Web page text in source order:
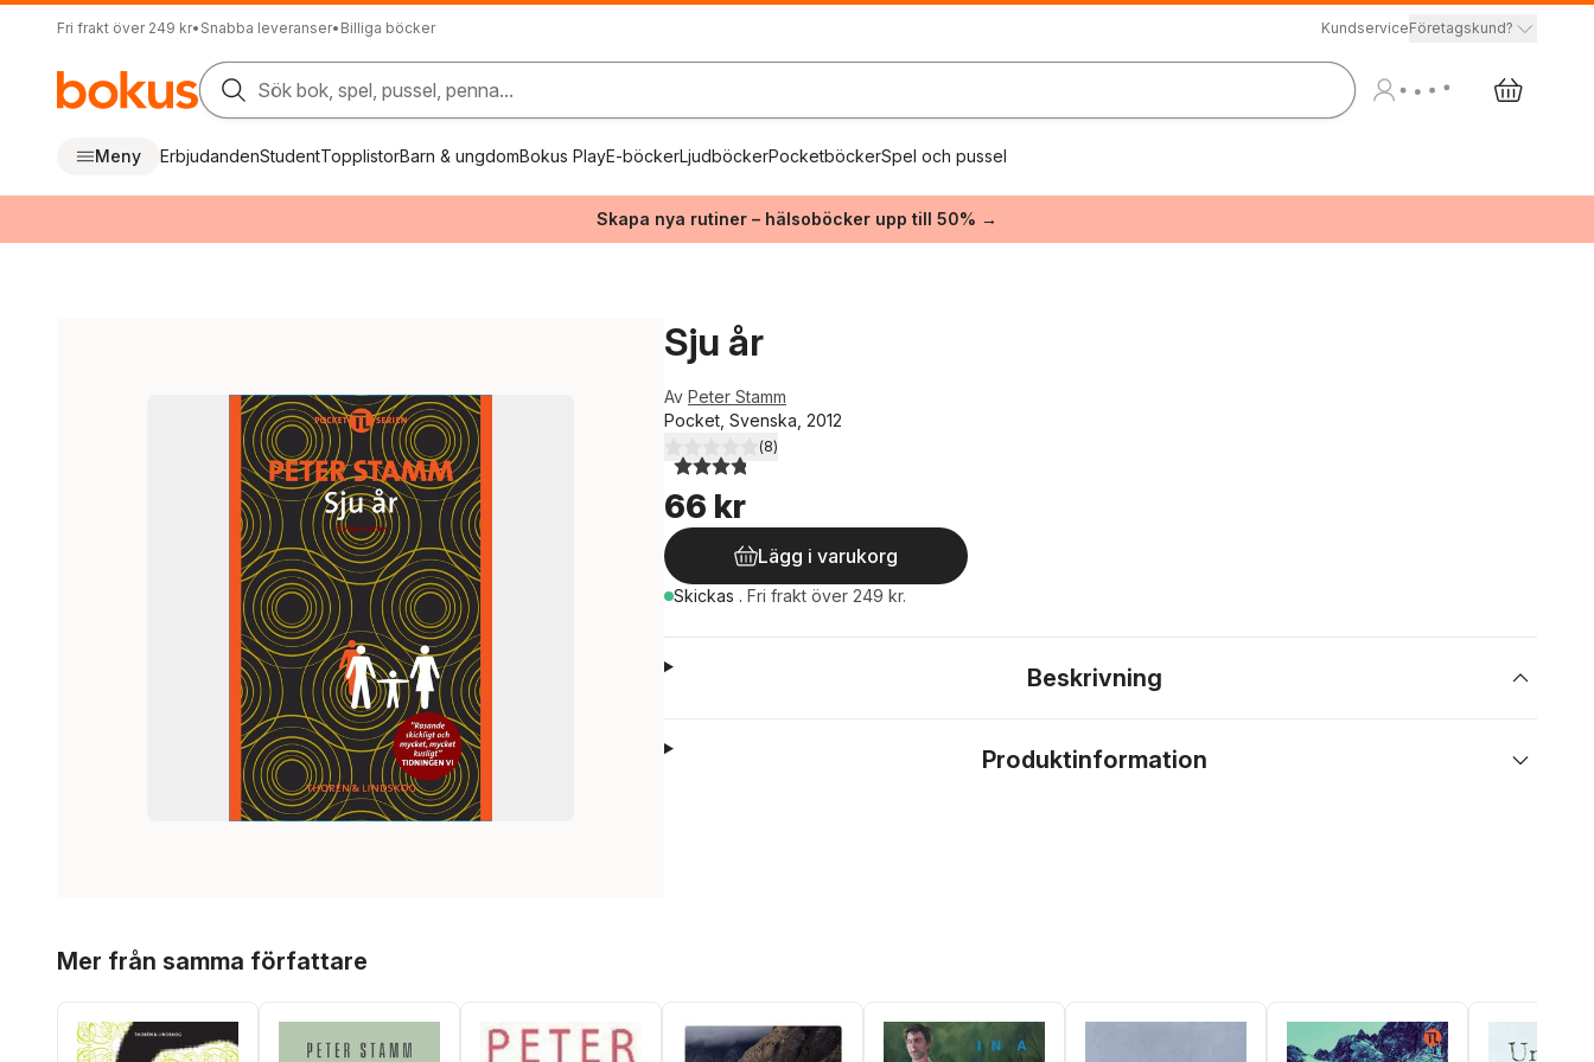
Fri frakt över 249 kr• Snabba leveranser• Billiga böcker KundserviceFöretagskund?
Sök bok, spel, pussel, penna...
Meny ErbjudandenStudentTopplistorBarn & ungdomBokus PlayE-böckerLjudböckerPocketböckerSpel och pussel
Skapa nya rutiner – hälsoböcker upp till 50% →
Sju år
Av Peter Stamm
Pocket, Svenska, 2012
3,8utav 5 stjärnor. Totalt antal röster:
(8)
66 kr
Lägg i varukorg
Skickas . Fri frakt över 249 kr.
Beskrivning
Produktinformation
Mer från samma författare